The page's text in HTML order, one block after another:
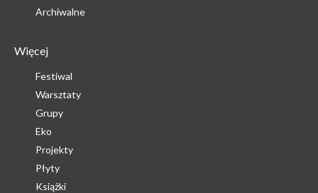
Archiwalne
Więcej
Festiwal
Warsztaty
Grupy
Eko
Projekty
Płyty
Książki